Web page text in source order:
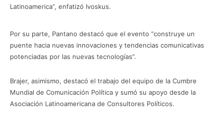
Latinoamerica”, enfatizó Ivoskus.
Por su parte, Pantano destacó que el evento “construye un
puente hacia nuevas innovaciones y tendencias comunicativas
potenciadas por las nuevas tecnologías”.
Brajer, asimismo, destacó el trabajo del equipo de la Cumbre
Mundial de Comunicación Política y sumó su apoyo desde la
Asociación Latinoamericana de Consultores Políticos.